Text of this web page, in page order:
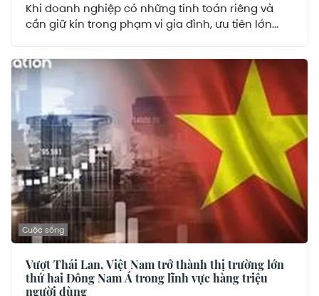
Khi doanh nghiệp có những tính toán riêng và
cần giữ kín trong phạm vi gia đình, ưu tiên lớn...
Cuộc sống
Vượt Thái Lan, Việt Nam trở thành thị trường lớn
thứ hai Đông Nam Á trong lĩnh vực hàng triệu
người dùng